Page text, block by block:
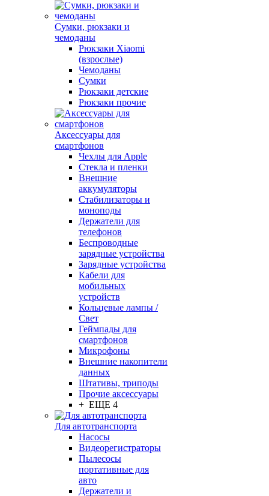
Сумки, рюкзаки и
чемоданы
Рюкзаки Xiaomi
(взрослые)
Чемоданы
Сумки
Рюкзаки детские
Рюкзаки прочие
Аксессуары для
смартфонов
Чехлы для Apple
Стекла и пленки
Внешние
аккумуляторы
Стабилизаторы и
моноподы
Держатели для
телефонов
Беспроводные
зарядные устройства
Зарядные устройства
Кабели для
мобильных
устройств
Кольцевые лампы /
Свет
Геймпады для
смартфонов
Микрофоны
Внешние накопители
данных
Штативы, триподы
Прочие аксессуары
+ ЕЩЕ 4
Для автотранспорта
Насосы
Видеорегистраторы
Пылесосы
портативные для
авто
Держатели и